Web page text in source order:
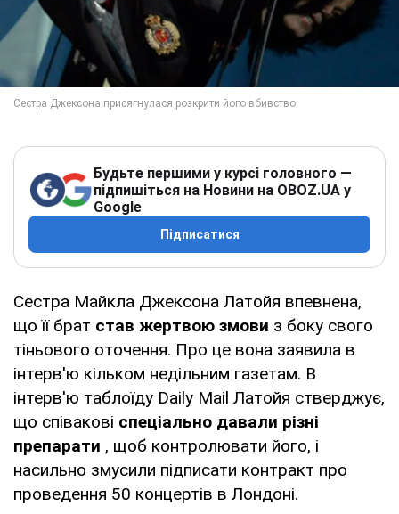
Будьте першими у курсі головного —
підпишіться на Новини на OBOZ.UA у
Google
Підписатися
Сестра Майкла Джексона Латойя впевнена,
що її брат став жертвою змови з боку свого
тіньового оточення. Про це вона заявила в
інтерв'ю кільком недільним газетам. В
інтерв'ю таблоїду Daily Mail Латойя стверджує,
що співакові спеціально давали різні
препарати , щоб контролювати його, і
насильно змусили підписати контракт про
проведення 50 концертів в Лондоні.